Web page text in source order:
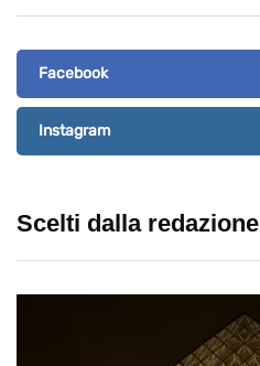
Facebook
Instagram
Scelti dalla redazione